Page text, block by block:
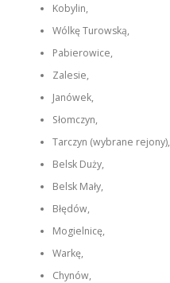
Kobylin,
Wólkę Turowską,
Pabierowice,
Zalesie,
Janówek,
Słomczyn,
Tarczyn (wybrane rejony),
Belsk Duży,
Belsk Mały,
Błędów,
Mogielnicę,
Warkę,
Chynów,